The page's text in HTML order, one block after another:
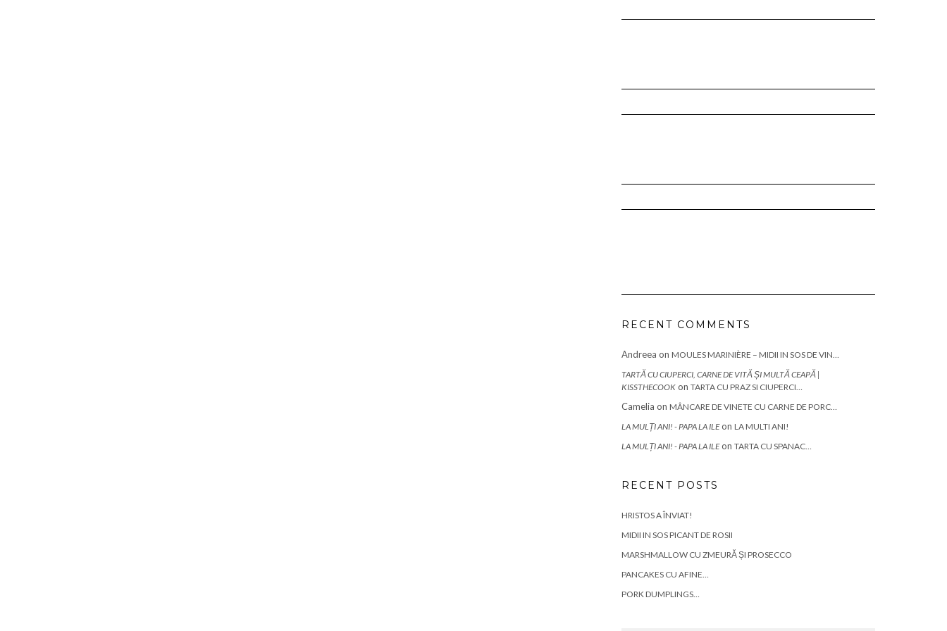
RECENT COMMENTS
Andreea on MOULES MARINIÈRE – MIDII IN SOS DE VIN…
TARTĂ CU CIUPERCI, CARNE DE VITĂ ȘI MULTĂ CEAPĂ |
KISSTHECOOK on TARTA CU PRAZ SI CIUPERCI…
Camelia on MÂNCARE DE VINETE CU CARNE DE PORC…
LA MULȚI ANI! - PAPA LA ILEon LA MULTI ANI!
LA MULȚI ANI! - PAPA LA ILEon TARTA CU SPANAC…
RECENT POSTS
HRISTOS A ÎNVIAT!
MIDII IN SOS PICANT DE ROSII
MARSHMALLOW CU ZMEURĂ ȘI PROSECCO
PANCAKES CU AFINE…
PORK DUMPLINGS…